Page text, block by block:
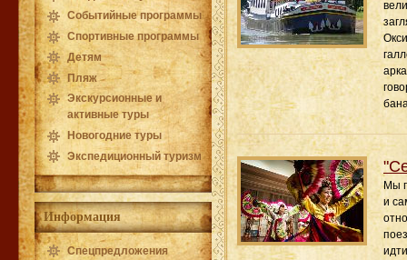
Событийные программы
Спортивные программы
Детям
Пляж
Экскурсионные и
активные туры
Новогодние туры
Экспедиционный туризм
Информация
Спецпредложения
Мы
и